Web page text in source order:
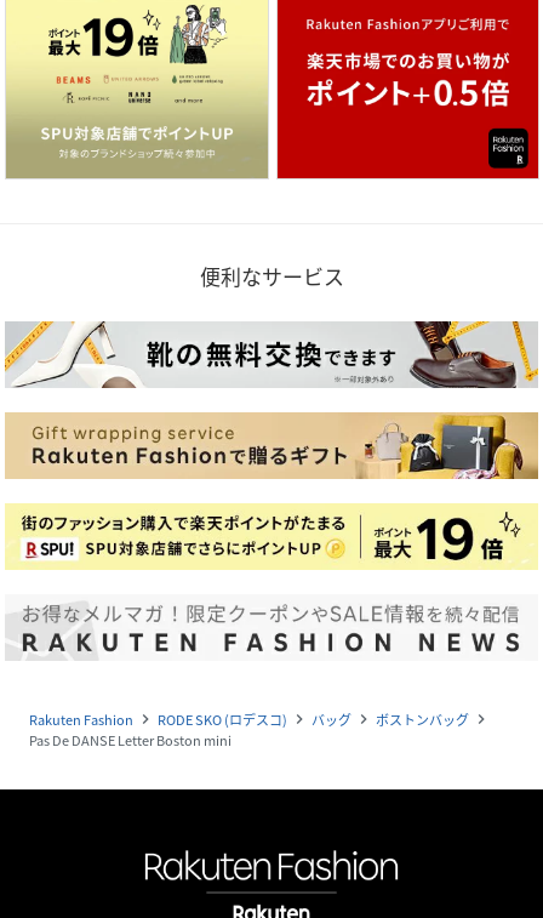
便利なサービス
Rakuten Fashion navigate_next RODE SKO (ロデスコ) navigate_next バッグ navigate_next ボストンバッグ navigate_next
Pas De DANSE Letter Boston mini